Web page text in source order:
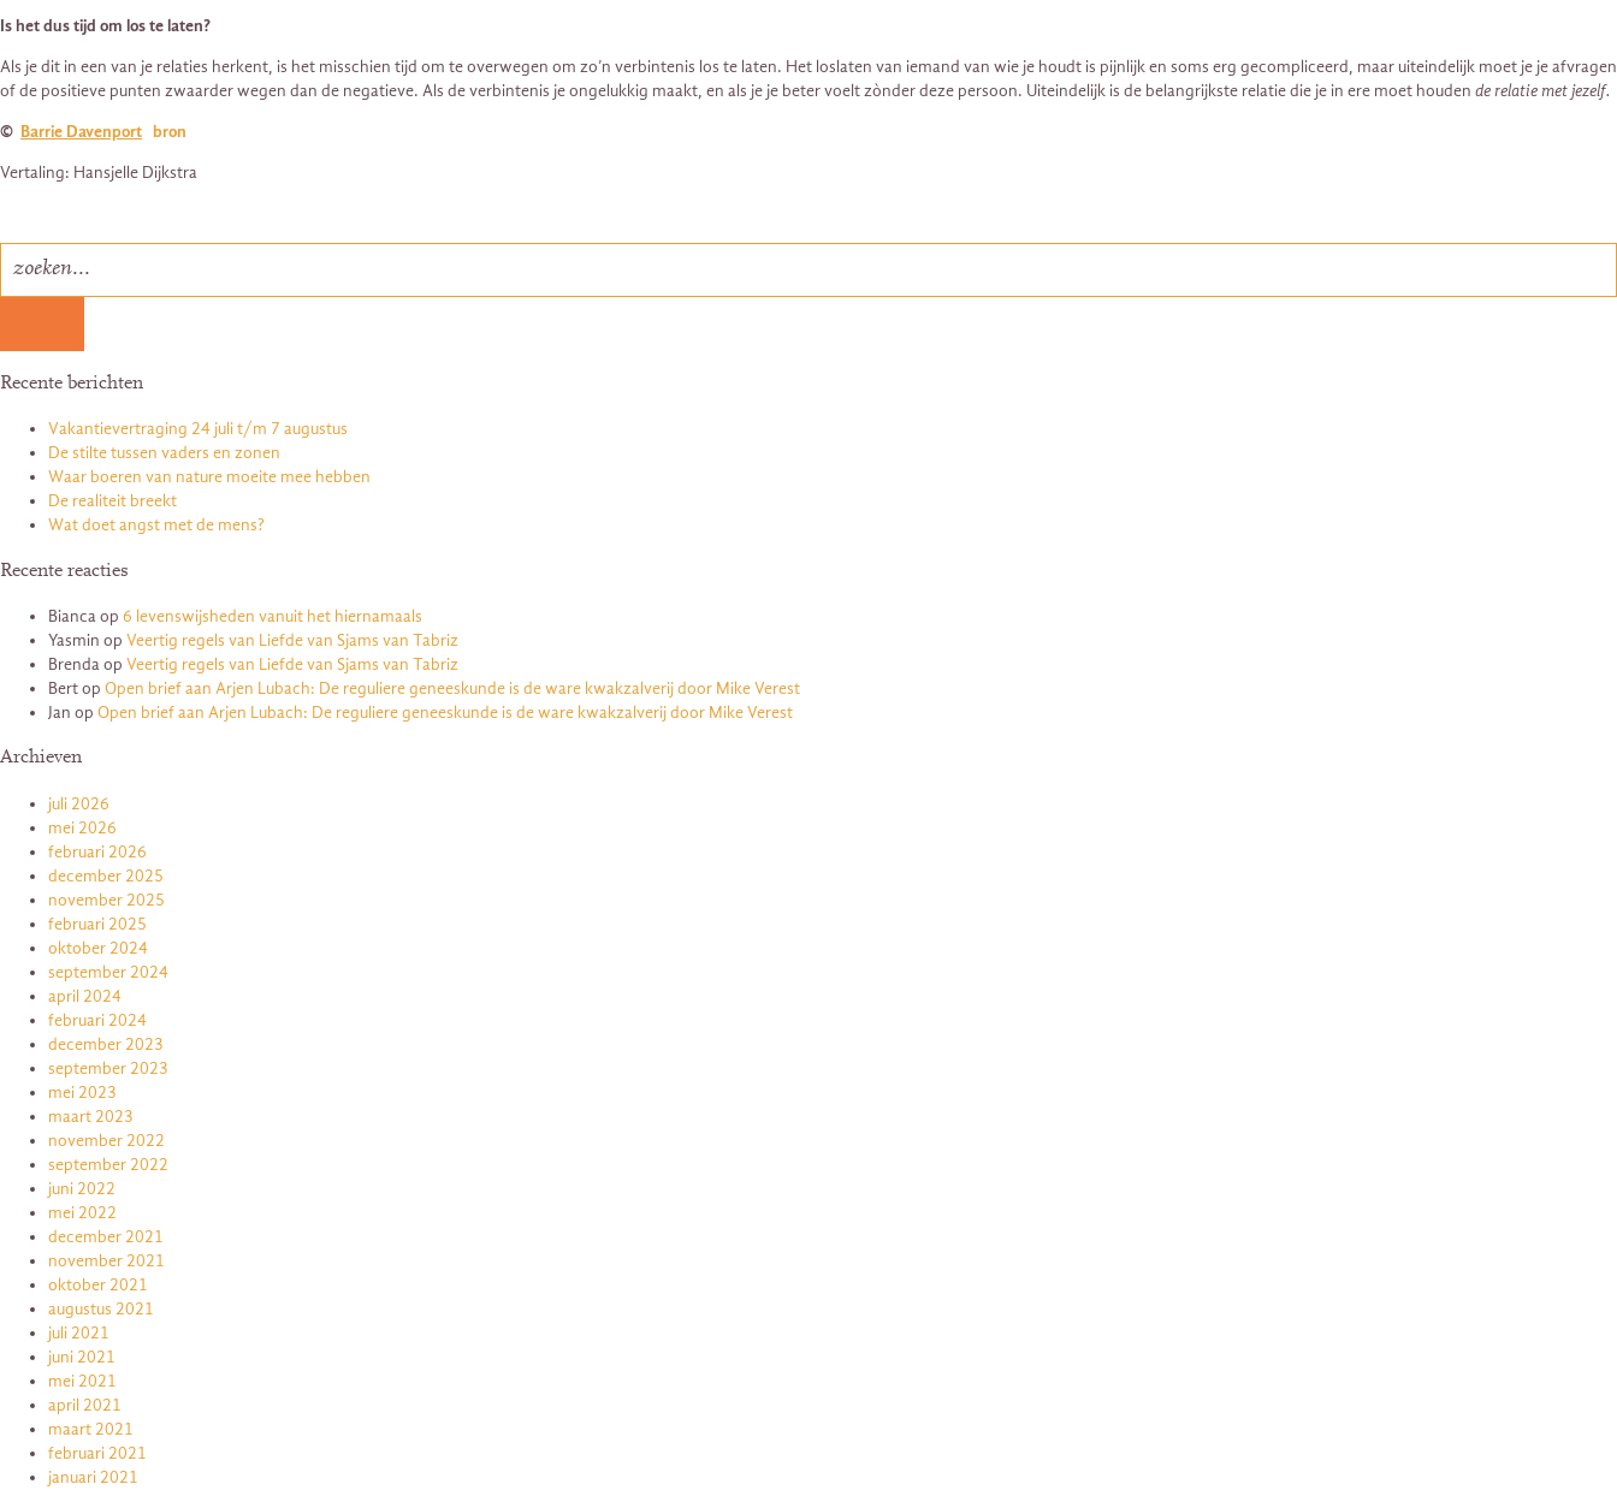
Is het dus tijd om los te laten?
Als je dit in een van je relaties herkent, is het misschien tijd om te overwegen om zo’n verbintenis los te laten. Het loslaten van iemand van wie je houdt is pijnlijk en soms erg gecompliceerd, maar uiteindelijk moet je je afvragen
of de positieve punten zwaarder wegen dan de negatieve. Als de verbintenis je ongelukkig maakt, en als je je beter voelt zònder deze persoon. Uiteindelijk is de belangrijkste relatie die je in ere moet houden de relatie met jezelf.
© Barrie Davenport bron
Vertaling: Hansjelle Dijkstra
Recente berichten
Vakantievertraging 24 juli t/m 7 augustus
De stilte tussen vaders en zonen
Waar boeren van nature moeite mee hebben
De realiteit breekt
Wat doet angst met de mens?
Recente reacties
Biancaop 6 levenswijsheden vanuit het hiernamaals
Yasmin op Veertig regels van Liefde van Sjams van Tabriz
Brendaop Veertig regels van Liefde van Sjams van Tabriz
Bertop Open brief aan Arjen Lubach: De reguliere geneeskunde is de ware kwakzalverij door Mike Verest
Jan op Open brief aan Arjen Lubach: De reguliere geneeskunde is de ware kwakzalverij door Mike Verest
Archieven
juli 2026
mei 2026
februari 2026
december 2025
november 2025
februari 2025
oktober 2024
september 2024
april 2024
februari 2024
december 2023
september 2023
mei 2023
maart 2023
november 2022
september 2022
juni 2022
mei 2022
december 2021
november 2021
oktober 2021
augustus 2021
juli 2021
juni 2021
mei 2021
april 2021
maart 2021
februari 2021
januari 2021